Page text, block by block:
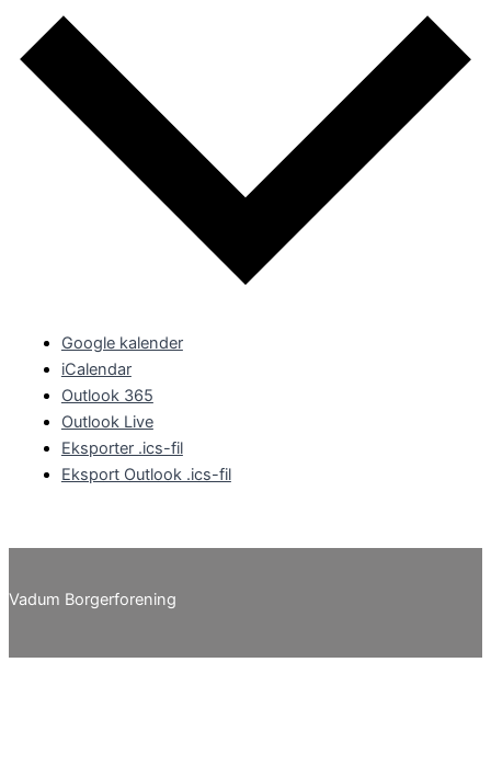
Google kalender
iCalendar
Outlook 365
Outlook Live
Eksporter .ics-fil
Eksport Outlook .ics-fil
Vadum Borgerforening